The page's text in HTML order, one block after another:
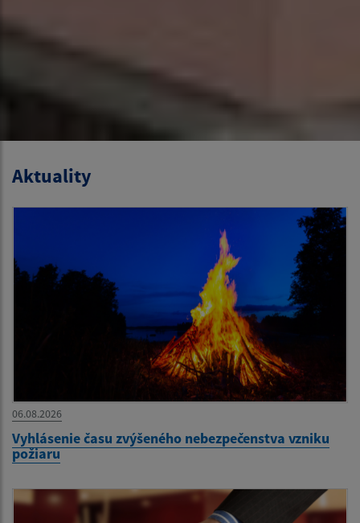
Aktuality
06.08.2026
Vyhlásenie času zvýšeného nebezpečenstva vzniku
požiaru